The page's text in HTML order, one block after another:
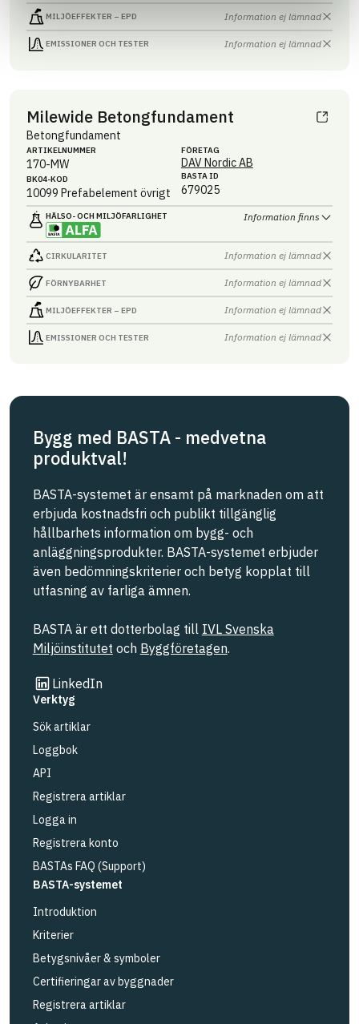
MILJÖEFFEKTER – EPD Information ej lämnad
EMISSIONER OCH TESTER Information ej lämnad
Milewide Betongfundament
Betongfundament
ARTIKEL­NUMMER
170-MW
BK04-KOD
10099 Prefabelement övrigt
FÖRETAG
DAV Nordic AB
BASTA ID
679025
HÄLSO- OCH MILJÖ­FARLIGHET Information finns
CIRKULARITET Information ej lämnad
FÖRNYBARHET Information ej lämnad
MILJÖEFFEKTER – EPD Information ej lämnad
EMISSIONER OCH TESTER Information ej lämnad
Bygg med BASTA - medvetna
produktval!
BASTA-systemet är ensamt på marknaden om att
erbjuda kostnadsfri och publikt tillgänglig
hållbarhets information om bygg- och
anläggningsprodukter. BASTA-systemet erbjuder
även bedömningskriterier och betyg kopplat till
utfasning av farliga ämnen.
BASTA är ett dotterbolag till IVL Svenska
Miljöinstitutet och Byggföretagen.
LinkedIn
Länk till annan webbplats
Verktyg
Sök artiklar
Loggbok
API
Registrera artiklar
Logga in
Registrera konto
BASTAs FAQ (Support)
BASTA-systemet
Introduktion
Kriterier
Betygsnivåer & symboler
Certifieringar av byggnader
Registrera artiklar